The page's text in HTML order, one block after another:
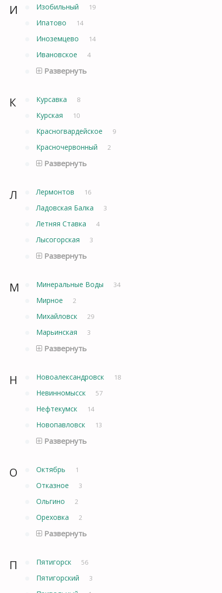
И Изобильный 19
Ипатово 14
Иноземцево 14
Ивановское 4
Развернуть
К Курсавка 8
Курская 10
Красногвардейское 9
Красночервонный 2
Развернуть
Л Лермонтов 16
Ладовская Балка 3
Летняя Ставка 4
Лысогорская 3
Развернуть
М Минеральные Воды 34
Мирное 2
Михайловск 29
Марьинская 3
Развернуть
Н Новоалександровск 18
Невинномысск 57
Нефтекумск 14
Новопавловск 13
Развернуть
О Октябрь 1
Отказное 3
Ольгино 2
Ореховка 2
Развернуть
П Пятигорск 56
Пятигорский 3